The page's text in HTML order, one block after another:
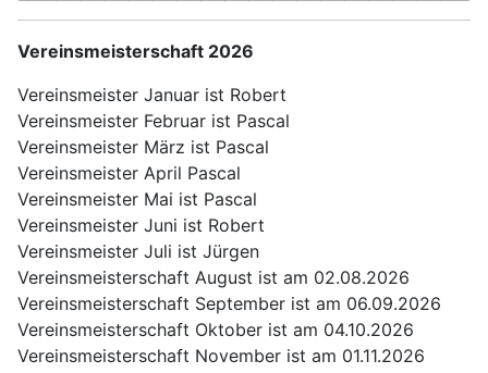
Vereinsmeisterschaft 2026
Vereinsmeister Januar ist Robert
Vereinsmeister Februar ist Pascal
Vereinsmeister März ist Pascal
Vereinsmeister April Pascal
Vereinsmeister Mai ist Pascal
Vereinsmeister Juni ist Robert
Vereinsmeister Juli ist Jürgen
Vereinsmeisterschaft August ist am 02.08.2026
Vereinsmeisterschaft September ist am 06.09.2026
Vereinsmeisterschaft Oktober ist am 04.10.2026
Vereinsmeisterschaft November ist am 01.11.2026